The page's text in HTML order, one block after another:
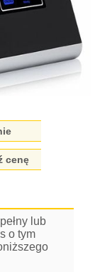
cenę
lub
o tym